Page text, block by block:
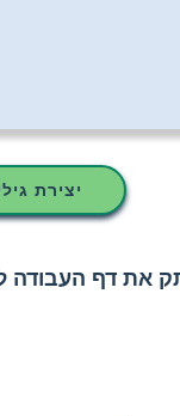
יצירת
דף העבודה